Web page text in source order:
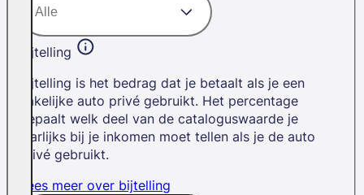
Bijtelling
Bijtelling is het bedrag dat je betaalt als je een
zakelijke auto privé gebruikt. Het percentage
bepaalt welk deel van de cataloguswaarde je
jaarlijks bij je inkomen moet tellen als je de auto
privé gebruikt.
Lees meer over bijtelling